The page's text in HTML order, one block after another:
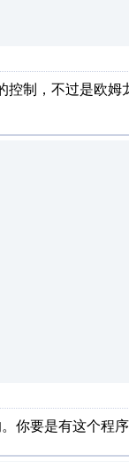
控制，不过是欧
你要是有这个程